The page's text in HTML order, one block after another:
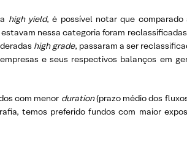
high yield, é possível notar que
nessa categoria foram
high grade, passaram a ser
e seus respectivos balanços em
com menor duration(prazo médio dos
temos preferido fundos com maior